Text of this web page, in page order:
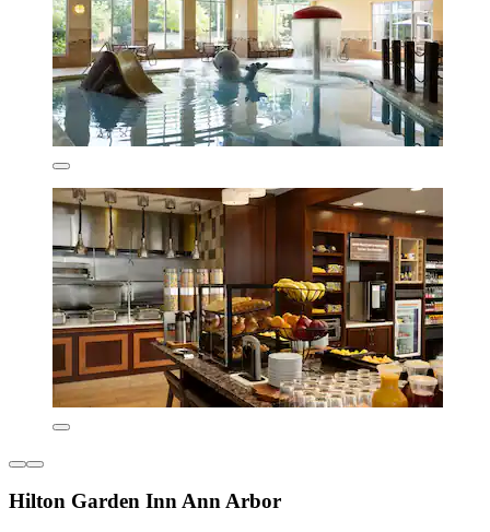
Hilton Garden Inn Ann Arbor